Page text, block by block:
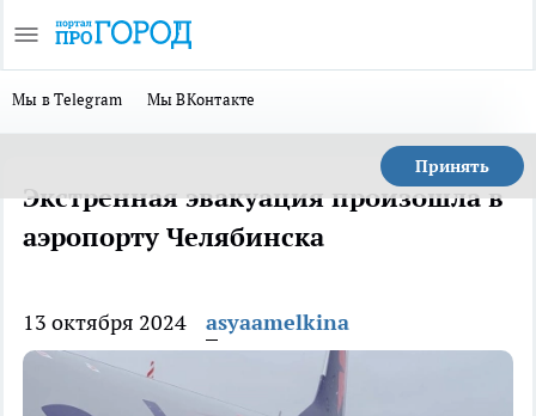
Мы в Telegram Мы ВКонтакте
Принять
Экстренная эвакуация произошла в
аэропорту Челябинска
13 октября 2024 asyaamelkina